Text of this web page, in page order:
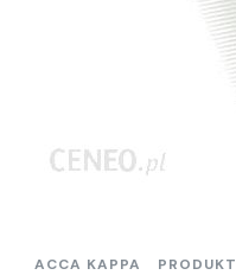
ACCA KAPPA PRODUKT